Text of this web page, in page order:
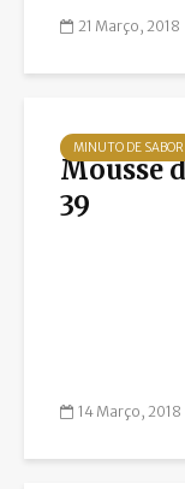
21 Março, 2018
MINUTO DE SABOR
Mousse
39
14 Março, 2018